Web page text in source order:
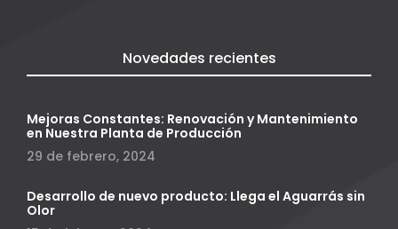
Novedades recientes
Mejoras Constantes: Renovación y Mantenimiento
en Nuestra Planta de Producción
29 de febrero, 2024
Desarrollo de nuevo producto: Llega el Aguarrás sin
Olor